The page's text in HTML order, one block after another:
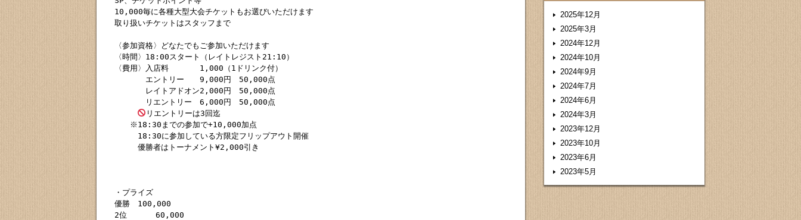
10,000毎に各種大型大会チケットもお選びいただけます
取り扱いチケットはスタッフまで
〈参加資格〉どなたでもご参加いただけます
〈時間〉18:00スタート（レイトレジスト21:10）
〈費用〉入店料　　　　1,000（1ドリンク付）
エントリー　　9,000円　50,000点
レイトアドオン2,000円　50,000点
リエントリー　6,000円　50,000点
リエントリーは3回迄
※18:30までの参加で+10,000加点
18:30に参加している方限定フリップアウト開催
優勝者はトーナメント¥2,000引き
・プライズ
優勝　100,000
2位      60,000
2025年12月
2025年3月
2024年12月
2024年10月
2024年9月
2024年7月
2024年6月
2024年3月
2023年12月
2023年10月
2023年6月
2023年5月